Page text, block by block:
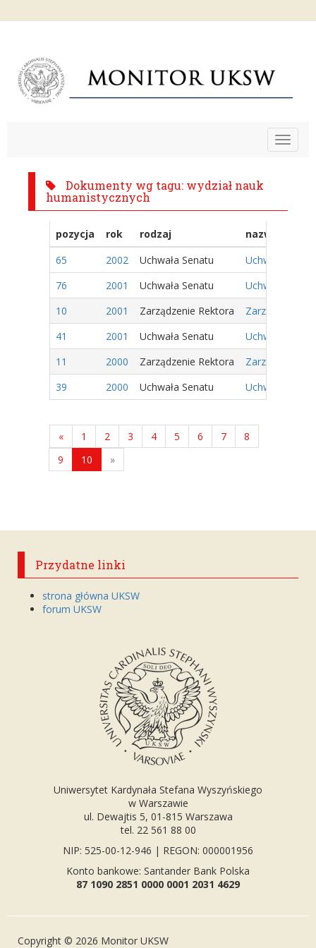
Toggle
Dokumenty wg tagu: wydział nauk
humanistycznych
pozycja rok rodzaj
nazwa
65
2002 Uchwała Senatu
Uchwała Nr
76
2001 Uchwała Senatu
Uchwała Nr
10
2001 Zarządzenie Rektora
Zarządzenie
41
2001 Uchwała Senatu
Uchwała Nr
11
2000 Zarządzenie Rektora
Zarządzenie
39
2000 Uchwała Senatu Uchwała Nr
« 1 2 3 4 5 6 7
8
9
10 »
Przydatne linki
strona główna UKSW
forum UKSW
Uniwersytet Kardynała Stefana Wyszyńskiego
w Warszawie
ul. Dewajtis 5, 01-815 Warszawa
tel. 22 561 88 00
NIP: 525-00-12-946 | REGON: 000001956
Konto bankowe: Santander Bank Polska
87 1090 2851 0000 0001 2031 4629
Copyright © 2026 Monitor UKSW